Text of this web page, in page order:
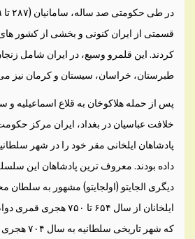
قسمتی از ایران کنونی و بخشی از کشور
کردند. این قلمرو وسیع، در ایران شامل
طبرستان، خراسان، سیستان و کرمان نیز
پس از حمله هلاکوخان به قلاع اسماعیلیه و
خلافت عباسیان در بغداد، ایران مرکز
پادشاهان ایلخانی مقر خود را در شهر
داده بودند. معروف ترین پادشاهان این
دیگری الجایتو (اولجایتو) مشهور به سلطان
ایلخانان از سال ۶۵۴ تا
که شهر